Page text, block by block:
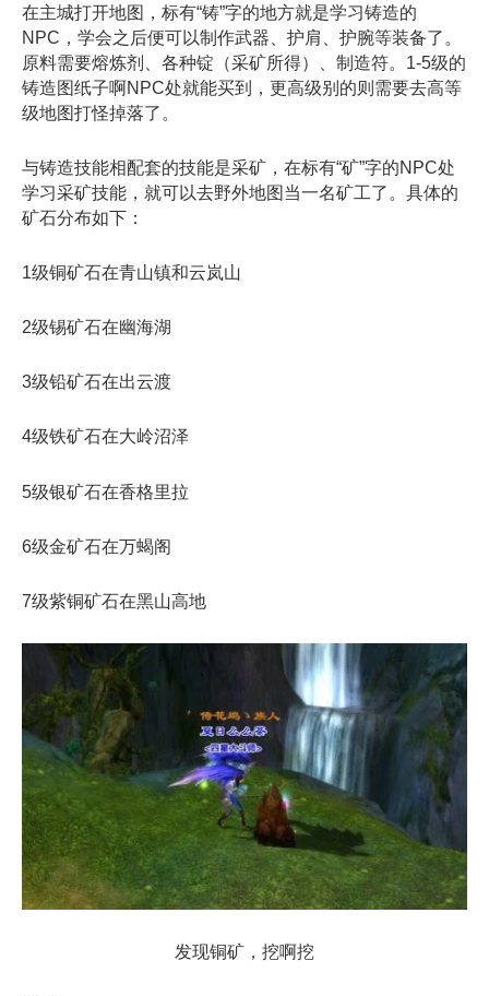
在主城打开地图，标有“铸”字的地方就是学习铸造的
NPC，学会之后便可以制作武器、护肩、护腕等装备了。
原料需要熔炼剂、各种锭（采矿所得）、制造符。1-5级的
铸造图纸子啊NPC处就能买到，更高级别的则需要去高等
级地图打怪掉落了。
与铸造技能相配套的技能是采矿，在标有“矿”字的NPC处
学习采矿技能，就可以去野外地图当一名矿工了。具体的
矿石分布如下：
1级铜矿石在青山镇和云岚山
2级锡矿石在幽海湖
3级铅矿石在出云渡
4级铁矿石在大岭沼泽
5级银矿石在香格里拉
6级金矿石在万蝎阁
7级紫铜矿石在黑山高地
发现铜矿，挖啊挖